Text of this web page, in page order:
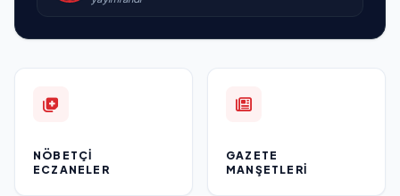
NÖBETÇI
ECZANELER
GAZETE
MANŞETLERI